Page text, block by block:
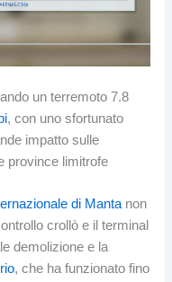
un terremoto 7.8
, con uno sfortunato
impatto sulle
province limitrofe
di Mantanon
crollò e il terminal
demolizione e la
, che ha funzionato fino